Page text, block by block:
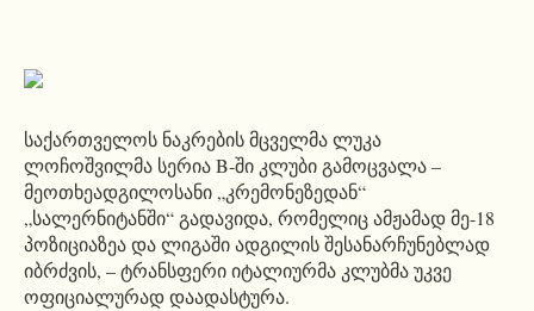
საქართველოს ნაკრების მცველმა ლუკა
ლოჩოშვილმა სერია B-ში კლუბი გამოცვალა –
მეოთხეადგილოსანი „კრემონეზედან“
„სალერნიტანში“ გადავიდა, რომელიც ამჟამად მე-18
პოზიციაზეა და ლიგაში ადგილის შესანარჩუნებლად
იბრძვის, – ტრანსფერი იტალიურმა კლუბმა უკვე
ოფიციალურად დაადასტურა.